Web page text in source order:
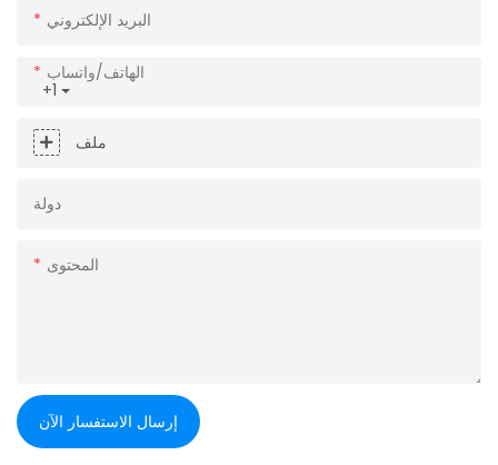
البريد الإلكتروني
+1
الهاتف/واتساب
ملف
دولة
المحتوى
إرسال الاستفسار الآن